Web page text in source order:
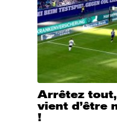
Arrêtez tout,
vient d’être
!